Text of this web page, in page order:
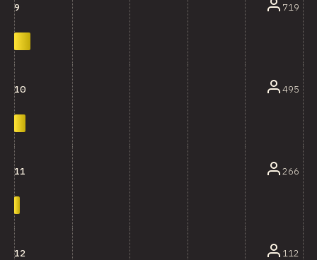
9 719
10 495
11 266
12 112